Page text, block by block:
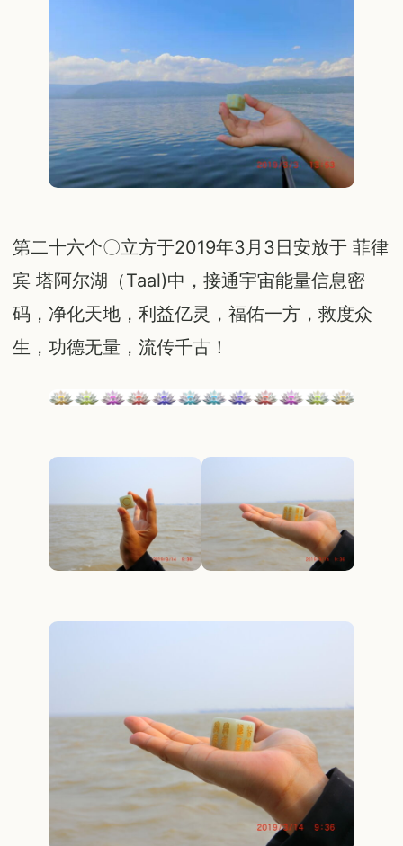
第二十六个〇立方于2019年3月3日安放于 菲律
宾 塔阿尔湖（Taal)中，接通宇宙能量信息密
码，净化天地，利益亿灵，福佑一方，救度众
生，功德无量，流传千古！